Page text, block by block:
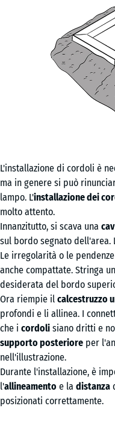
L'installazione di cordoli è
ma in genere si può
lampo. L'installazione dei
molto attento.
Innanzitutto, si scava una
sul bordo segnato dell'area.
Le irregolarità o le
anche compattate. Stringa
desiderata del bordo
Ora riempie il calcestruzzo
profondi e li allinea. I
che i cordoli siano dritti e
supporto posteriore per
nell'illustrazione.
Durante l'installazione, è
l'allineamento e la distanza
posizionati correttamente.